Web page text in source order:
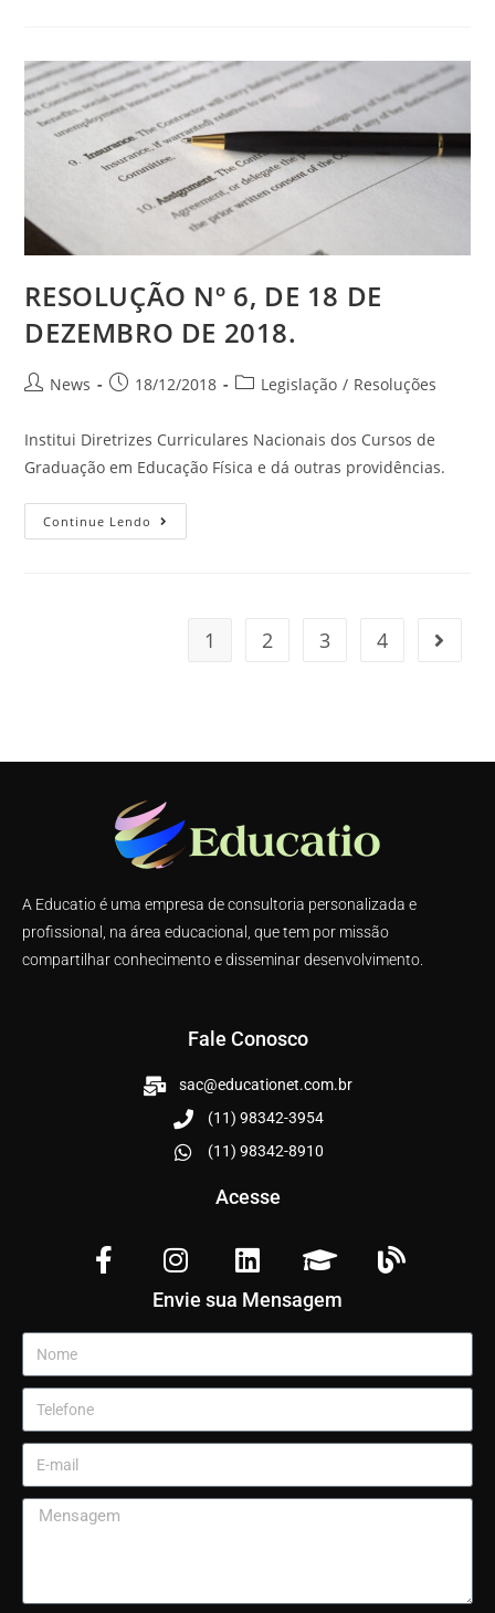
RESOLUÇÃO Nº 6, DE 18 DE
DEZEMBRO DE 2018.
News 18/12/2018 Legislação / Resoluções
Institui Diretrizes Curriculares Nacionais dos Cursos de
Graduação em Educação Física e dá outras providências.
Continue Lendo
1 2 3 4
A Educatio é uma empresa de consultoria personalizada e
profissional, na área educacional, que tem por missão
compartilhar conhecimento e disseminar desenvolvimento.
Fale Conosco
sac@educationet.com.br
(11) 98342-3954
(11) 98342-8910
Acesse
Envie sua Mensagem